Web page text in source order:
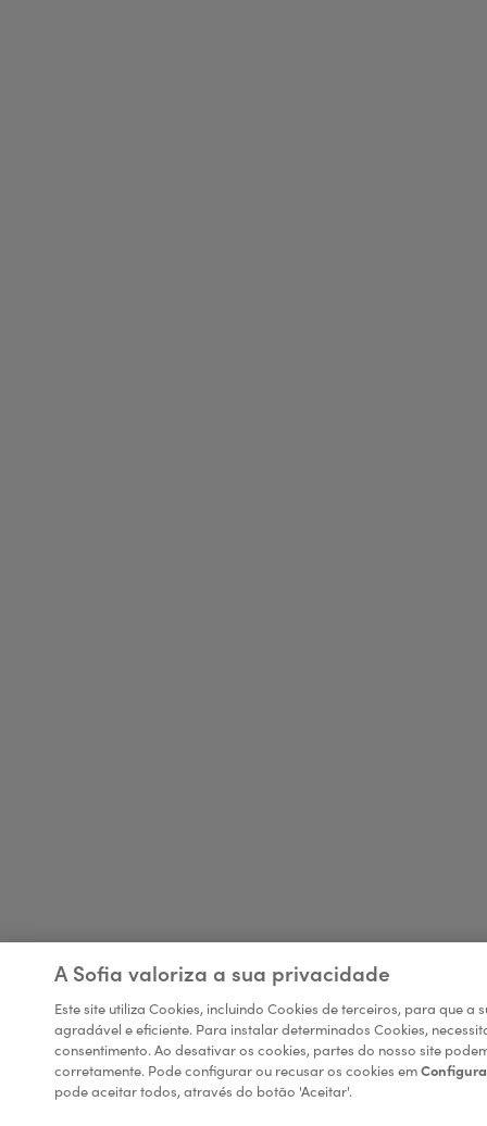
A Sofia valoriza a sua privacidade
Este site utiliza Cookies, incluindo Cookies de terceiros, para que a
agradável e eficiente. Para instalar determinados Cookies,
consentimento. Ao desativar os cookies, partes do nosso site
corretamente. Pode configurar ou recusar os cookies em
pode aceitar todos, através do botão 'Aceitar'.